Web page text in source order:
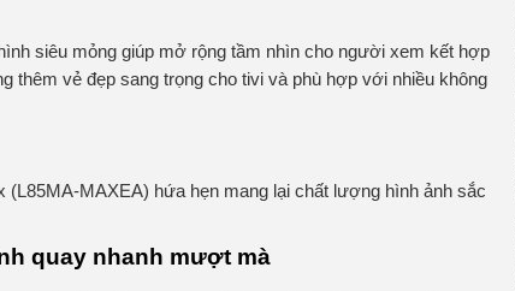
siêu mỏng giúp mở rộng tầm nhìn cho người xem kết hợp
thêm vẻ đẹp sang trọng cho tivi và phù hợp với nhiều không
MAXEA) hứa hẹn mang lại chất lượng hình ảnh sắc
quay nhanh mượt mà